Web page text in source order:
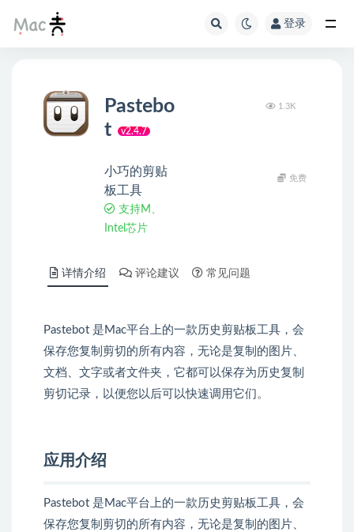
登录
Pastebo
t
v2.4.7
小巧的剪贴
板工具
支持M、
Intel芯片
1.3K
免费
详情介绍 评论建议 常见问题
Pastebot 是Mac平台上的一款历史剪贴板工具，会
保存您复制剪切的所有内容，无论是复制的图片、
文档、文字或者文件夹，它都可以保存为历史复制
剪切记录，以便您以后可以快速调用它们。
应用介绍
Pastebot 是Mac平台上的一款历史剪贴板工具，会
保存您复制剪切的所有内容，无论是复制的图片、